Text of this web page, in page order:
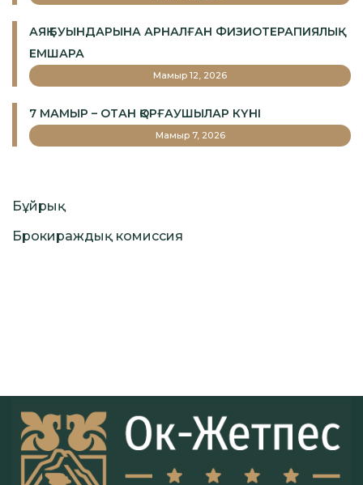
АЯҚ БУЫНДАРЫНА АРНАЛҒАН ФИЗИОТЕРАПИЯЛЫҚ
ЕМШАРА
Мамыр 12, 2026
7 МАМЫР – ОТАН ҚОРҒАУШЫЛАР КҮНІ
Мамыр 7, 2026
Бұйрық
Брокираждық комиссия